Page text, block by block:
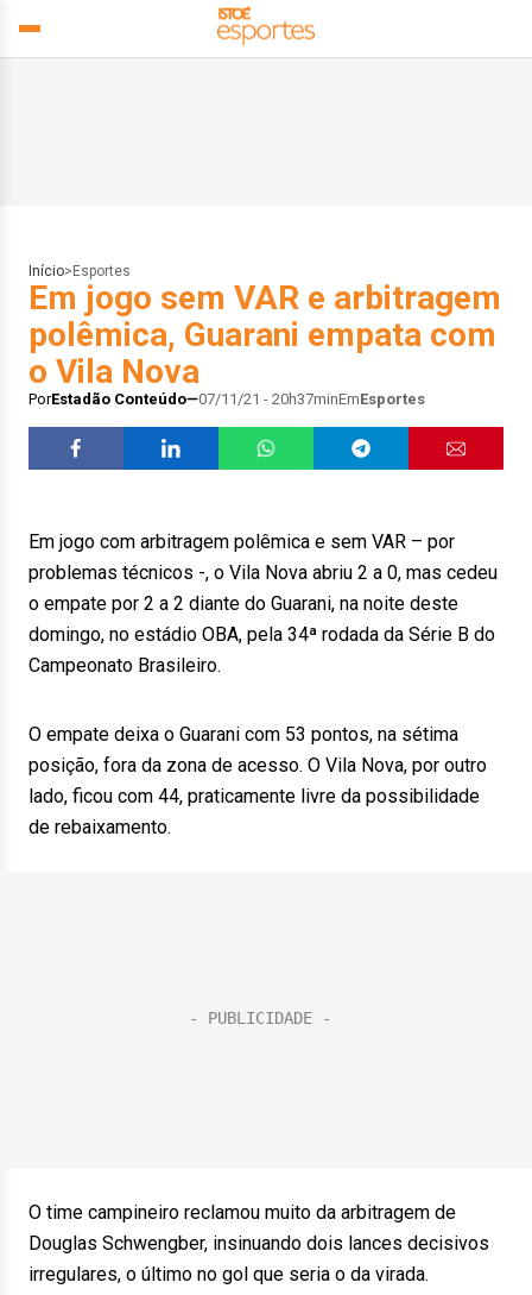
Início> Esportes
Em jogo sem VAR e arbitragem
polêmica, Guarani empata com
o Vila Nova
PorEstadão Conteúdo 07/11/21 - 20h37minEmEsportes
Em jogo com arbitragem polêmica e sem VAR – por
problemas técnicos -, o Vila Nova abriu 2 a 0, mas cedeu
o empate por 2 a 2 diante do Guarani, na noite deste
domingo, no estádio OBA, pela 34ª rodada da Série B do
Campeonato Brasileiro.
O empate deixa o Guarani com 53 pontos, na sétima
posição, fora da zona de acesso. O Vila Nova, por outro
lado, ficou com 44, praticamente livre da possibilidade
de rebaixamento.
O time campineiro reclamou muito da arbitragem de
Douglas Schwengber, insinuando dois lances decisivos
irregulares, o último no gol que seria o da virada.